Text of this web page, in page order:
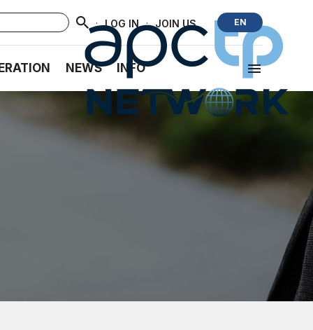
· LOG IN · JOIN US EN
NEWS INFO